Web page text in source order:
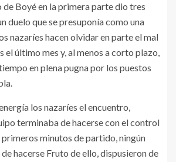
de Boyé en la primera parte dio tres
duelo que se presuponía como una
nazaríes hacen olvidar en parte el mal
el último mes y, al menos a corto plazo,
en plena pugna por los puestos
los nazaríes el encuentro,
terminaba de hacerse con el control
minutos de partido, ningún
hacerse Fruto de ello, dispusieron de